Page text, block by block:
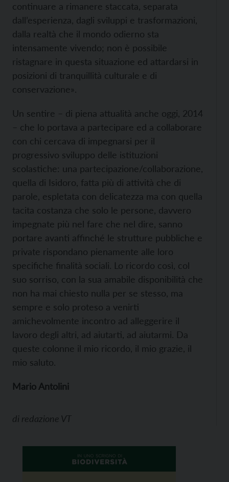
continuare a rimanere staccata, separata
dall’esperienza, dagli sviluppi e trasformazioni,
dalla realtà che il mondo odierno sta
intensamente vivendo; non è possibile
ristagnare in questa situazione ed attardarsi in
posizioni di tranquillità culturale e di
conservazione».
Un sentire – di piena attualità anche oggi, 2014
– che lo portava a partecipare ed a collaborare
con chi cercava di impegnarsi per il
progressivo sviluppo delle istituzioni
scolastiche: una partecipazione/collaborazione,
quella di Isidoro, fatta più di attività che di
parole, espletata con delicatezza ma con quella
tacita costanza che solo le persone, davvero
impegnate più nel fare che nel dire, sanno
portare avanti affinché le strutture pubbliche e
private rispondano pienamente alle loro
specifiche finalità sociali. Lo ricordo così, col
suo sorriso, con la sua amabile disponibilità che
non ha mai chiesto nulla per se stesso, ma
sempre e solo proteso a venirti
amichevolmente incontro ad alleggerire il
lavoro degli altri, ad aiutarti, ad aiutarmi. Da
queste colonne il mio ricordo, il mio grazie, il
mio saluto.
Mario Antolini
di redazione VT